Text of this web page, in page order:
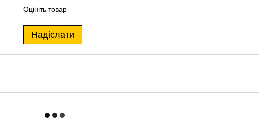
Оцініть товар
Надіслати